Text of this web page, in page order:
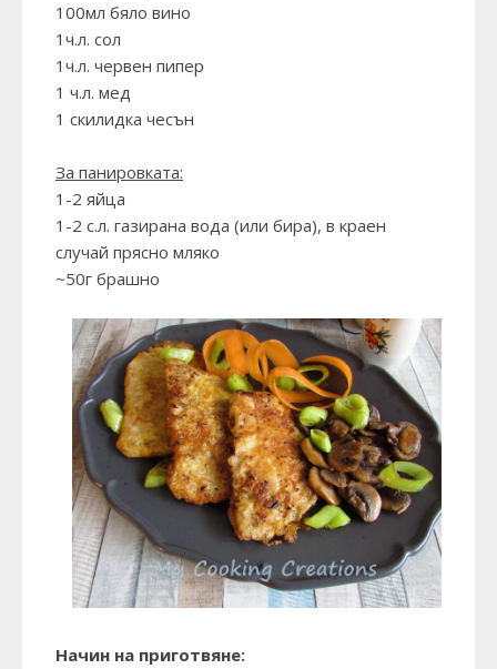
100мл бяло вино
1ч.л. сол
1ч.л. червен пипер
1 ч.л. мед
1 скилидка чесън
За панировката:
1-2 яйца
1-2 с.л. газирана вода (или бира), в краен
случай прясно мляко
~50г брашно
Начин на приготвяне: